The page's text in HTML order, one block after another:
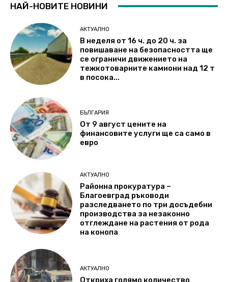
НАЙ-НОВИТЕ НОВИНИ
АКТУАЛНО
В неделя от 16 ч. до 20 ч. за
повишаване на безопасността ще
се ограничи движението на
тежкотоварните камиони над 12 т
в посока...
БЪЛГАРИЯ
От 9 август цените на
финансовите услуги ще са само в
евро
АКТУАЛНО
Районна прокуратура –
Благоевград ръководи
разследването по три досъдебни
производства за незаконно
отглеждане на растения от рода
на конопа
АКТУАЛНО
Откриха голямо количество